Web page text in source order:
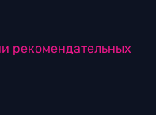
рекомендательных